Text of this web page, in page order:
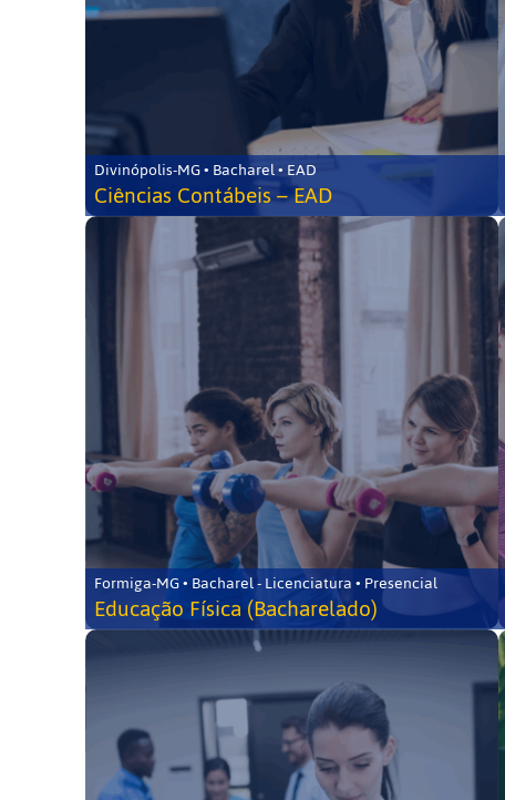
Divinópolis-MG • Bacharel • EAD
Ciências Contábeis – EAD
Formiga-MG • Bacharel - Licenciatura • Presencial
Educação Física (Bacharelado)